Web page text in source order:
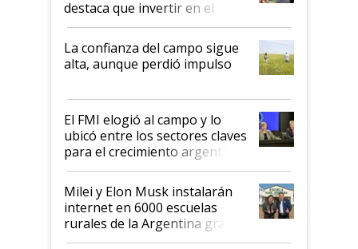
destaca que invertir en el
kirchnerismo era como "darle
plata a un hijo para droga":
Juan Félix Rossetti, el libertario
que de una dura crisis salió
de Milei
La confianza del campo sigue
alta, aunque perdió impulso
El FMI elogió al campo y lo
ubicó entre los sectores claves
para el crecimiento argentino
Milei y Elon Musk instalarán
internet en 6000 escuelas
rurales de la Argentina gracias
a un acuerdo con Starlink